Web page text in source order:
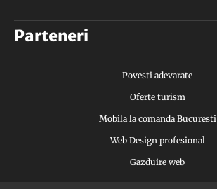
Parteneri
Povesti adevarate
Oferte turism
Mobila la comanda Bucuresti
Web Design profesional
Gazduire web